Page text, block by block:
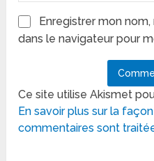
Enregistrer mon
dans le navigateur pour
Ce site utilise Akismet
En savoir plus sur la
commentaires sont